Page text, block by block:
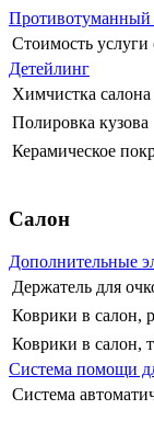
Противотуманный
Стоимость услуги
Детейлинг
Химчистка салона
Полировка кузова
Керамическое
Салон
Дополнительные
Держатель для
Коврики в салон,
Коврики в салон,
Система помощи
Система